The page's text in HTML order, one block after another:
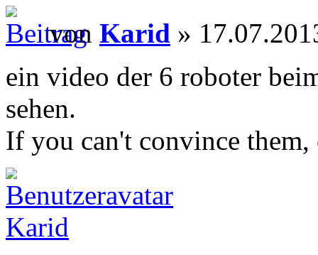
von Karid »
ein video der 6 roboter
sehen.
If you can't convince them,
Karid